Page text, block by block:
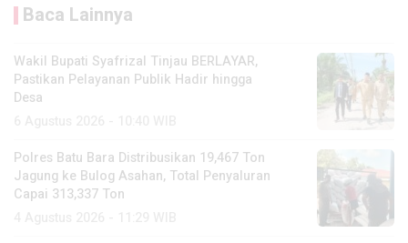
Baca Lainnya
Wakil Bupati Syafrizal Tinjau BERLAYAR,
Pastikan Pelayanan Publik Hadir hingga
Desa
Polres Batu Bara Distribusikan 19,467 Ton
Jagung ke Bulog Asahan, Total Penyaluran
Capai 313,337 Ton